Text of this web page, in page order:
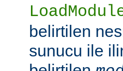
belirtilen
sunucu ile